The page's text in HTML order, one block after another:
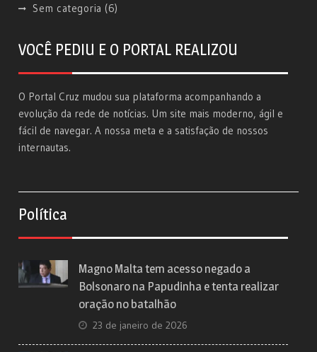
Sem categoria (6)
VOCÊ PEDIU E O PORTAL REALIZOU
O Portal Cruz mudou sua plataforma acompanhando a
evolução da rede de notícias. Um site mais moderno, ágil e
fácil de navegar. A nossa meta e a satisfação de nossos
internautas.
Política
Magno Malta tem acesso negado a
Bolsonaro na Papudinha e tenta realizar
oração no batalhão
23 de janeiro de 2026